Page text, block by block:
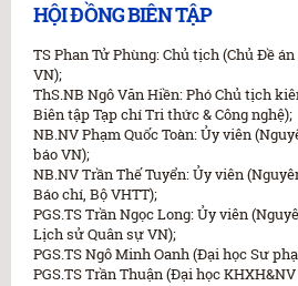
HỘI ĐỒNG BIÊN TẬP
TS Phan Tử Phùng: Chủ tịch (Chủ Đề
VN);
ThS.NB Ngô Văn Hiền: Phó Chủ tịch
Biên tập Tạp chí Tri thức & Công nghệ);
NB.NV Phạm Quốc Toàn: Ủy viên
báo VN);
NB.NV Trần Thế Tuyển: Ủy viên
Báo chí, Bộ VHTT);
PGS.TS Trần Ngọc Long: Ủy viên
Lịch sử Quân sự VN);
PGS.TS Ngô Minh Oanh (Đại học Sư
PGS.TS Trần Thuận (Đại học KHXH&NV